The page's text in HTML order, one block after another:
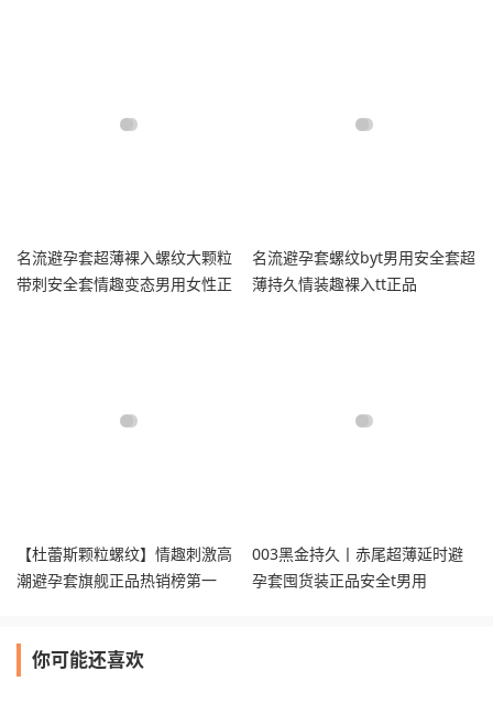
名流避孕套超薄裸入螺纹大颗粒
带刺安全套情趣变态男用女性正
名流避孕套螺纹byt男用安全套超
薄持久情装趣裸入tt正品
【杜蕾斯颗粒螺纹】情趣刺激高
潮避孕套旗舰正品热销榜第一
003黑金持久丨赤尾超薄延时避
孕套囤货装正品安全t男用
你可能还喜欢